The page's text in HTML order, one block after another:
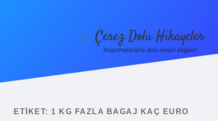
Yasal Uyarı
menüyüÇerez Dolu Hikayeler
Atıştırmalıklarla dolu neşeli bilgiler!
ETIKET: 1 KG FAZLA BAGAJ KAÇ EURO